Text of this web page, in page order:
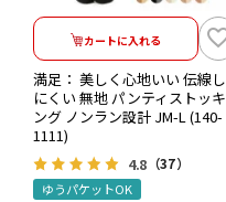
カートに入れる
満足： 美しく心地いい 伝線し
にくい 無地 パンティストッキ
ング ノンラン設計 JM-L (140-
1111)
4.8 （37）
ゆうパケットOK